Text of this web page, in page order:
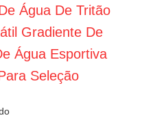
Água De Tritão
Gradiente De
Água Esportiva
Seleção